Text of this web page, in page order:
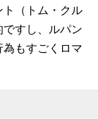
（トム・クル
すし、ルパン
もすごくロマ